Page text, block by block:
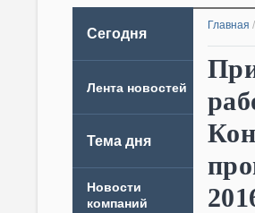
Сегодня
Лента новостей
Тема дня
Новости
компаний
Главная /